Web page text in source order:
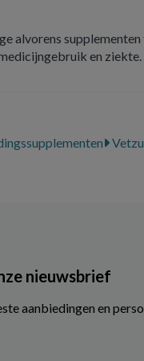
alvorens
en ziekte.
nieuwsbrief
aanbiedingen en